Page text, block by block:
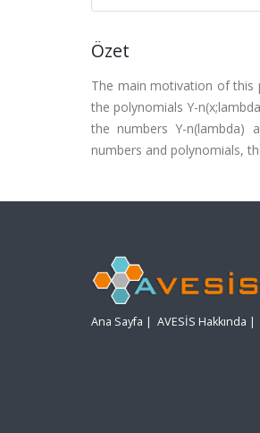
Özet
The main motivation of this
the polynomials Y-
the numbers Y-n(lambda)
numbers and polynomials,
Ana Sayfa | AVESİS Hakkında |